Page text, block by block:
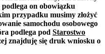
on obowiązku
przypadku musimy złożyć
samochodu osobowego
podlega pod Starostwo
znajduję się druk wniosku o